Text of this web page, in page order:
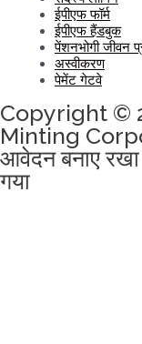
ईपीएफ फॉर्म
ईपीएफ हैंडबुक
पेंशनभोगी जीवन
अस्वीकरण
पेमेंट गेटवे
Copyright ©
Minting
आवेदन बनाए रखा
गया